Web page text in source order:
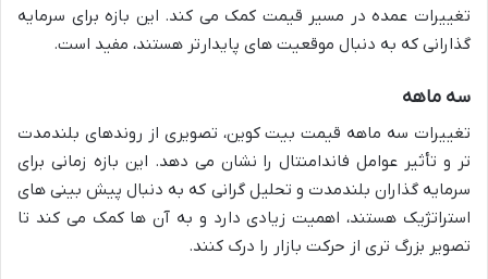
تغییرات عمده در مسیر قیمت کمک می کند. این بازه برای سرمایه
گذارانی که به دنبال موقعیت های پایدارتر هستند، مفید است.
سه ماهه
تغییرات سه ماهه قیمت بیت کوین، تصویری از روندهای بلندمدت
تر و تأثیر عوامل فاندامنتال را نشان می دهد. این بازه زمانی برای
سرمایه گذاران بلندمدت و تحلیل گرانی که به دنبال پیش بینی های
استراتژیک هستند، اهمیت زیادی دارد و به آن ها کمک می کند تا
تصویر بزرگ تری از حرکت بازار را درک کنند.